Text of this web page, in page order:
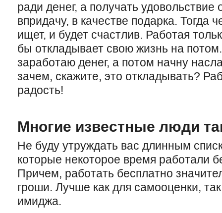
ради денег, а получать удовольствие
впридачу, в качестве подарка. Тогда
ищет, и будет счастлив. Работая
бы откладывает свою жизнь на
заработаю денег, а потом начну
зачем, скажите, это откладывать?
радость!
Многие известные люди
Не буду утруждать вас длинным
которые некоторое время работали
Причем, работать бесплатно
гроши. Лучше как для самооценки,
имиджа.